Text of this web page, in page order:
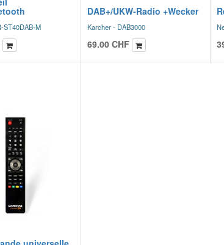
ST40DAB-M
DAB+/UKW-Radio +Wecker
Karcher - DAB3000
69.00CHF